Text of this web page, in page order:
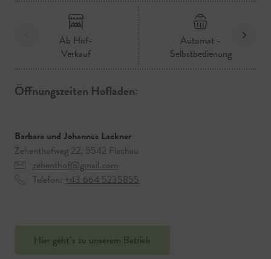
Ab Hof-
Verkauf
Automat -
Selbstbedienung
Öffnungszeiten Hofladen:
Barbara und Johannes Lackner
Zehenthofweg 22, 5542 Flachau
zehenthof@gmail.com
Telefon: +43 664 5235855
Hier geht`s zu unserem Betrieb